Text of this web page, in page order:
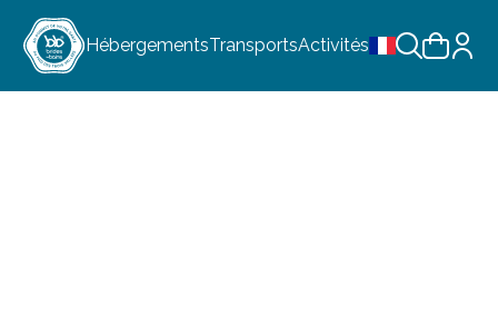
HébergementsTransportsActivitésChoix de la